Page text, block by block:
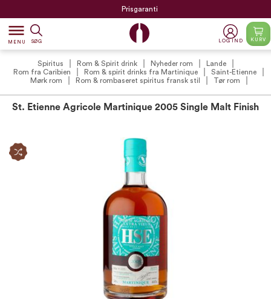
Prisgaranti
dehaze
MENU SØG LOG IND KURV
Spiritus Rom & Spirit drink Nyheder rom
Lande
Rom fra Caribien
Rom & spirit drinks fra Martinique
Saint-Etienne
Mørk rom
Rom & rombaseret spiritus fransk stil Tør rom
St. Etienne Agricole Martinique 2005 Single Malt Finish